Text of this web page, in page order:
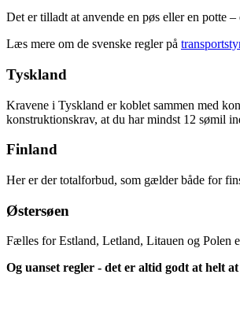
Det er tilladt at anvende en pøs eller en potte
Læs mere om de svenske regler på
Tyskland
Kravene i Tyskland er koblet sammen med
konstruktionskrav, at du har mindst 12 sømil
Finland
Her er der totalforbud, som gælder både for
Østersøen
Fælles for Estland, Letland, Litauen og Polen
Og uanset regler - det er altid godt at helt